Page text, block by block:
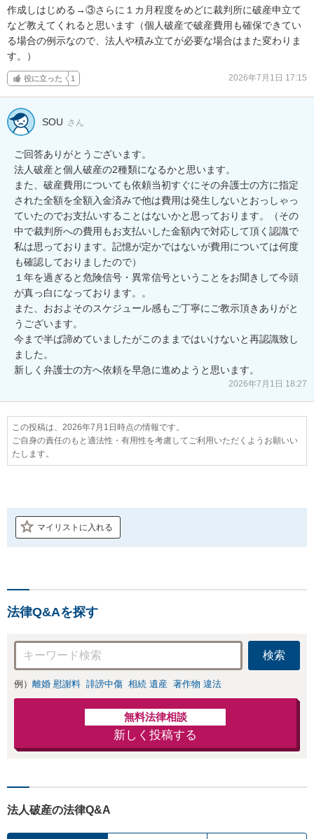
作成しはじめる→③さらに１カ月程度をめどに裁判所に破産申立て
など教えてくれると思います（個人破産で破産費用も確保できてい
る場合の例示なので、法人や積み立てが必要な場合はまた変わりま
す。）
役に立った 1 2026年7月1日 17:15
SOU さん
ご回答ありがとうございます。
法人破産と個人破産の2種類になるかと思います。
また、破産費用についても依頼当初すぐにその弁護士の方に指定
された全額を全額入金済みで他は費用は発生しないとおっしゃっ
ていたのでお支払いすることはないかと思っております。（その
中で裁判所への費用もお支払いした金額内で対応して頂く認識で
私は思っております。記憶が定かではないが費用については何度
も確認しておりましたので）
１年を過ぎると危険信号・異常信号ということをお聞きして今頭
が真っ白になっております。。
また、おおよそのスケジュール感もご丁寧にご教示頂きありがと
うございます。
今まで半ば諦めていましたがこのままではいけないと再認識致し
ました。
新しく弁護士の方へ依頼を早急に進めようと思います。
2026年7月1日 18:27
この投稿は、2026年7月1日時点の情報です。
ご自身の責任のもと適法性・有用性を考慮してご利用いただくようお願いい
たします。
マイリストに入れる
法律Q&Aを探す
検索
例） 離婚 慰謝料 誹謗中傷 相続 遺産 著作物 違法
無料法律相談
新しく投稿する
法人破産の法律Q&A